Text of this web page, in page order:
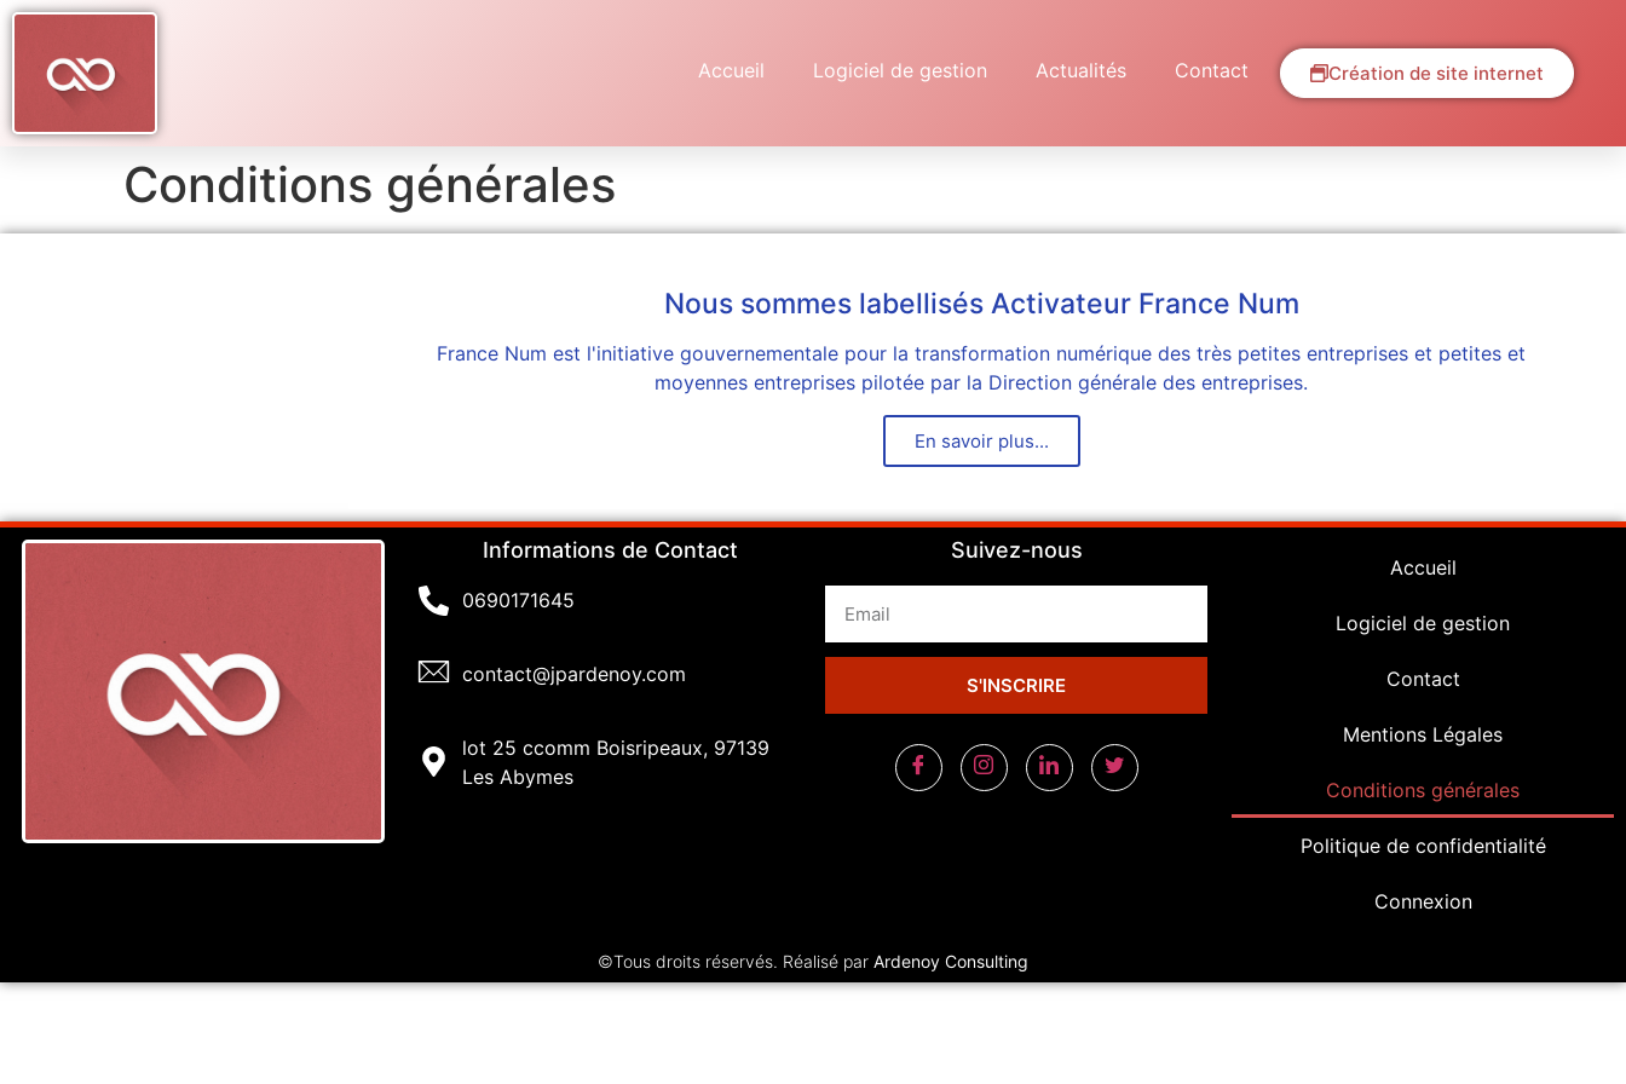
Accueil Logiciel de gestion Actualités Contact Création de site internet
Conditions générales
Nous sommes labellisés Activateur France Num
France Num est l'initiative gouvernementale pour la transformation numérique des très petites entreprises et petites et
moyennes entreprises pilotée par la Direction générale des entreprises.
En savoir plus...
Informations de Contact
0690171645
contact@jpardenoy.com
lot 25 ccomm Boisripeaux, 97139
Les Abymes
Suivez-nous
S'INSCRIRE
Accueil
Logiciel de gestion
Contact
Mentions Légales
Conditions générales
Politique de confidentialité
Connexion
©Tous droits réservés. Réalisé par Ardenoy Consulting